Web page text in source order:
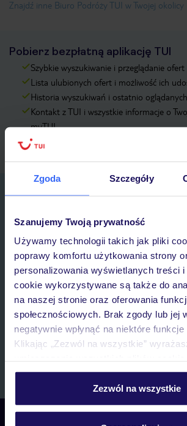
Zgoda Szczegóły
Szanujemy Twoją prywatność
Używamy technologii takich jak pliki
poprawy komfortu użytkowania strony
personalizowania wyświetlanych treści
cookie wykorzystywane są także do
na naszej stronie oraz oferowania
społecznościowych. Brak zgody lub jej
negatywnie wpłynąć na niektóre funkcje
Klikając „Zezwól na wszystkie”
personalizować swój wybór wchodząc
Szczegółowe informacje o plikach
Zezwól na wszystkie
Znajdź inne Biuro Podróży TUI w Twojej okolicy
Pobierz bezpłatną aplikację TUI
Szybkie wyszukiwanie i przeglądanie ofert
Lista ulubionych ofert i możliwość ich
Historia wyszukiwań i ostatnio
Kontakt z TUI i wszystkie informacje o
myTUI
Zapisz się do
Wyrażam zgodę na przetwarzanie danych
Poland Sp. z o.o. i TUI Poland Dystrybucja
marketingowych, w zakresie oraz celu
przetwarzaniu danych osobowych” ,
komunikacji (e-mail), także z użyciem tzw.
systemów wywołujących.
Skontaktuj się z nami